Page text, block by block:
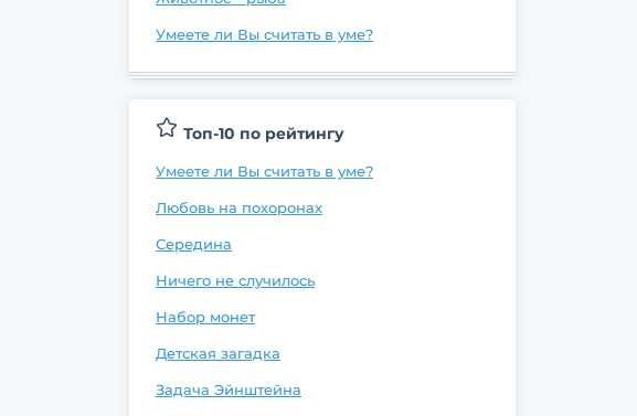
Умеете ли Вы считать в уме?
Топ-10 по рейтингу
Умеете ли Вы считать в уме?
Любовь на похоронах
Середина
Ничего не случилось
Набор монет
Детская загадка
Задача Эйнштейна